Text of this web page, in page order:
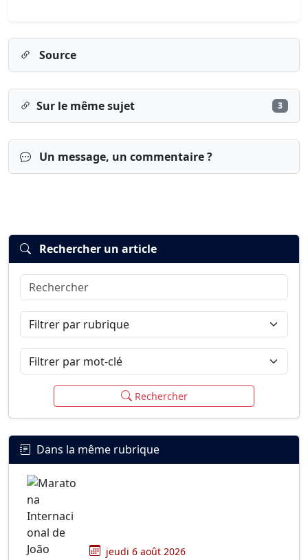
Source
Sur le même sujet 3
Un message, un commentaire ?
Connexion
Rechercher un article
Rechercher
Filtrer par rubrique
Filtrer par mot-clé
Rechercher
Dans la même rubrique
jeudi 6 août 2026